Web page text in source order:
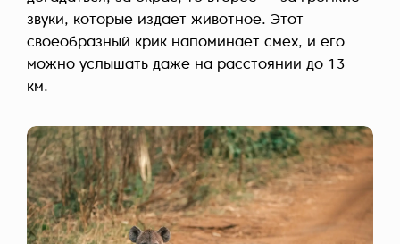
звуки, которые издает животное. Этот
своеобразный крик напоминает смех, и его
можно услышать даже на расстоянии до 13
км.